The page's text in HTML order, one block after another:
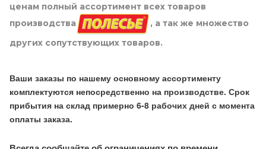
ценам полный ассортимент всех товаров
производства
, а так же множество
других сопутствующих товаров.
Ваши заказы по нашему основному ассортименту
комплектуются непосредственно на производстве. Срок
прибытия на склад примерно 6-8 рабочих дней с момента
оплаты заказа.